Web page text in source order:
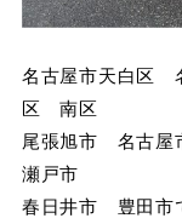
名古屋市天白
区 南区
尾張旭市 名古
瀬戸市
春日井市 豊田市